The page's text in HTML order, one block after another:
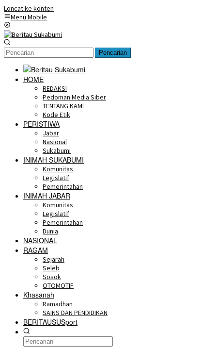
Loncat ke konten
Menu Mobile
Pencarian
HOME
REDAKSI
Pedoman Media Siber
TENTANG KAMI
Kode Etik
PERISTIWA
Jabar
Nasional
Sukabumi
INIMAH SUKABUMI
Komunitas
Legislatif
Pemerintahan
INIMAH JABAR
Komunitas
Legislatif
Pemerintahan
Dunia
NASIONAL
RAGAM
Sejarah
Seleb
Sosok
OTOMOTIF
Khasanah
Ramadhan
SAINS DAN PENDIDIKAN
BERITAUSUSport